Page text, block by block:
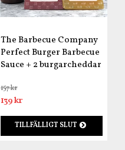
The Barbecue Company
Perfect Burger Barbecue
Sauce + 2 burgarcheddar
157 kr
139 kr
TILLFÄLLIGT SLUT